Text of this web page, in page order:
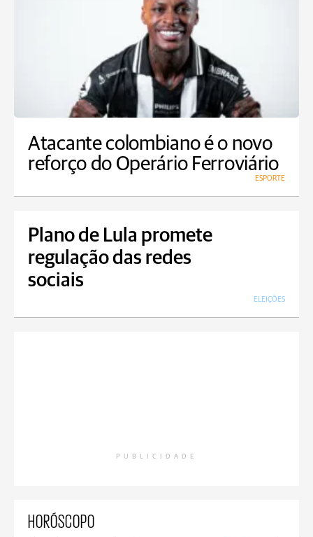
Atacante colombiano é o novo
reforço do Operário Ferroviário
ESPORTE
Plano de Lula promete
regulação das redes
sociais
ELEIÇÕES
PUBLICIDADE
HORÓSCOPO